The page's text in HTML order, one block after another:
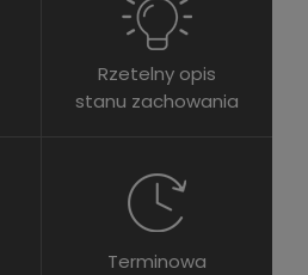
Rzetelny opis
stanu zachowania
Terminowa